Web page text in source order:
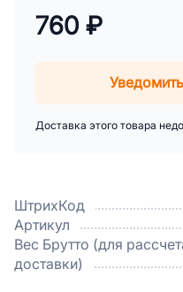
ШтрихКод
Артикул
Вес Брутто (для
доставки)
760 ₽
Доставка этого товара